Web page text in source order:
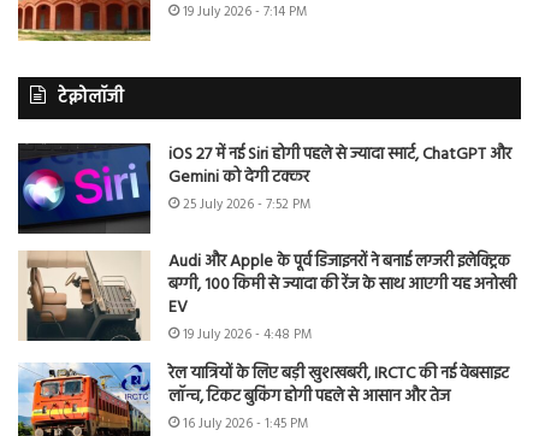
19 July 2026 - 7:14 PM
टेक्नोलॉजी
iOS 27 में नई Siri होगी पहले से ज्यादा स्मार्ट, ChatGPT और
Gemini को देगी टक्कर
25 July 2026 - 7:52 PM
Audi और Apple के पूर्व डिजाइनरों ने बनाई लग्जरी इलेक्ट्रिक
बग्गी, 100 किमी से ज्यादा की रेंज के साथ आएगी यह अनोखी
EV
19 July 2026 - 4:48 PM
रेल यात्रियों के लिए बड़ी खुशखबरी, IRCTC की नई वेबसाइट
लॉन्च, टिकट बुकिंग होगी पहले से आसान और तेज
16 July 2026 - 1:45 PM